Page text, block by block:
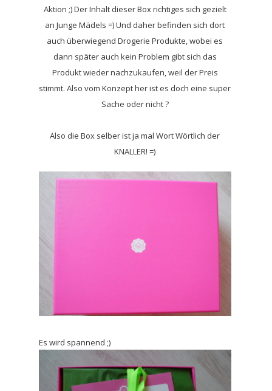
Aktion ;) Der Inhalt dieser Box richtiges sich gezielt
an Junge Mädels =) Und daher befinden sich dort
auch überwiegend Drogerie Produkte, wobei es
dann später auch kein Problem gibt sich das
Produkt wieder nachzukaufen, weil der Preis
stimmt. Also vom Konzept her ist es doch eine super
Sache oder nicht ?
Also die Box selber ist ja mal Wort Wörtlich der
KNALLER! =)
Es wird spannend ;)